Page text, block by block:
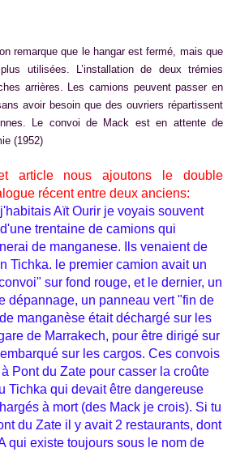
remarque que le hangar est fermé, mais que
utilisées. L’installation de deux trémies
arrières. Les camions peuvent passer en
avoir besoin que des ouvriers répartissent
Le convoi de Mack est en attente de
(1952)
article nous ajoutons le double
récent entre deux anciens:
Aït Ourir je voyais souvent
trentaine de camions qui
de manganese. Ils venaient de
Tichka. le premier camion avait un
sur fond rouge, et le dernier, un
dépannage, un panneau vert "fin de
manganèse était déchargé sur les
de Marrakech, pour être dirigé sur
sur les cargos. Ces convois
Pont du Zate pour casser la croûte
Tichka qui devait être dangereuse
à mort (des Mack je crois). Si tu
du Zate il y avait 2 restaurants, dont
qui existe toujours sous le nom de